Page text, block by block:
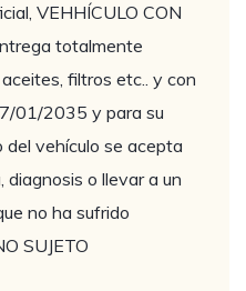
VEHHÍCULO CON
totalmente
filtros etc.. y con
01/2035 y para su
vehículo se acepta
diagnosis o llevar a un
no ha sufrido
SUJETO